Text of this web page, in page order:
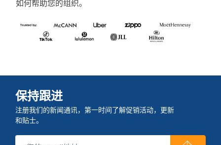
如何帮助您的组织。
保持跟进
注册我们的新闻通讯，第一时间了解促销活动，更新
和贴士。